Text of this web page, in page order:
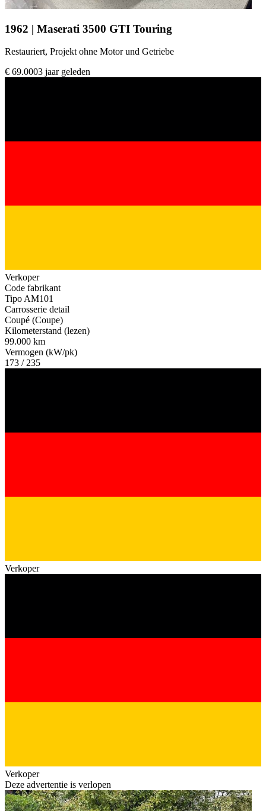
1962 | Maserati 3500 GTI Touring
Restauriert, Projekt ohne Motor und Getriebe
€ 69.0003 jaar geleden
Verkoper
Code fabrikant
Tipo AM101
Carrosserie detail
Coupé (Coupe)
Kilometerstand (lezen)
99.000 km
Vermogen (kW/pk)
173 / 235
Verkoper
Verkoper
Deze advertentie is verlopen